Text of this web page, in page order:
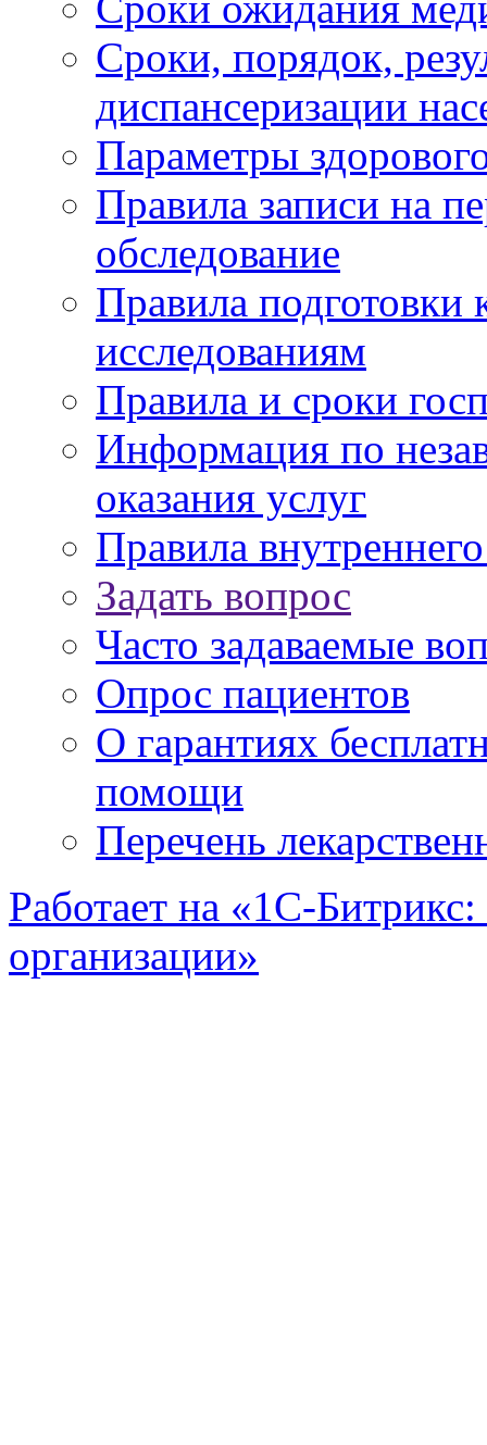
Сроки, порядок,
диспансеризации
Параметры
Правила записи на
обследование
Правила подготовки
исследованиям
Правила и сроки
Информация по
оказания услуг
Правила
Задать вопрос
Часто задаваемые
Опрос пациентов
О гарантиях
помощи
Перечень
Работает на «1С-
организации»